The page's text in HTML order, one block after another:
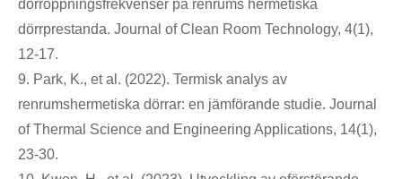
dörröppningsfrekvenser på renrums hermetiska
dörrprestanda. Journal of Clean Room Technology, 4(1),
12-17.
9. Park, K., et al. (2022). Termisk analys av
renrumshermetiska dörrar: en jämförande studie. Journal
of Thermal Science and Engineering Applications, 14(1),
23-30.